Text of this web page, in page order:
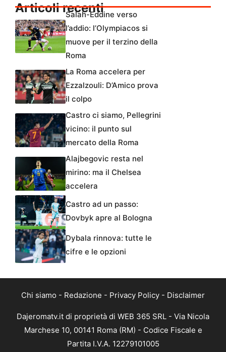
Articoli recenti
Salah-Eddine verso
l’addio: l’Olympiacos si
muove per il terzino della
Roma
La Roma accelera per
Ezzalzouli: D’Amico prova
il colpo
Castro ci siamo, Pellegrini
vicino: il punto sul
mercato della Roma
Alajbegovic resta nel
mirino: ma il Chelsea
accelera
Castro ad un passo:
Dovbyk apre al Bologna
Dybala rinnova: tutte le
cifre e le opzioni
Chi siamo - Redazione - Privacy Policy - Disclaimer
Dajeromatv.it di proprietà di WEB 365 SRL - Via Nicola
Marchese 10, 00141 Roma (RM) - Codice Fiscale e
Partita I.V.A. 12279101005